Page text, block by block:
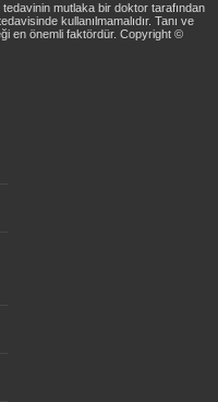
mutlaka bir doktor tarafından
kullanılmamalıdır. Tanı ve
en önemli faktördür. Copyright ©